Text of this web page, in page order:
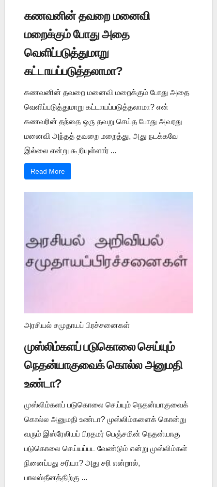
கணவனின் தவறை மனைவி
மறைக்கும் போது அதை
வெளிப்படுத்துமாறு
கட்டாயப்படுத்தலாமா?
கணவனின் தவறை மனைவி மறைக்கும் போது அதை
வெளிப்படுத்துமாறு கட்டாயப்படுத்தலாமா? என்
கணவரின் தந்தை ஒரு தவறு செய்த போது அவரது
மனைவி அந்தத் தவறை மறைத்து, அது நடக்கவே
இல்லை என்று கூறியுள்ளார் ...
Read More
அரசியல் சமுதாயப் பிரச்சனைகள்
முஸ்லிம்களப் படுகொலை செய்யும்
நெதன்யாகுவைக் கொல்ல அனுமதி
உண்டா?
முஸ்லிம்களப் படுகொலை செய்யும் நெதன்யாகுவைக்
கொல்ல அனுமதி உண்டா? முஸ்லிம்களைக் கொன்று
வரும் இஸ்ரேலியப் பிரதமர் பெஞ்சமின் நெதன்யாகு
படுகொலை செய்யப்பட வேண்டும் என்று முஸ்லிம்கள்
நினைப்பது சரியா? அது சரி என்றால்,
பாலஸ்தீனத்திற்கு ...